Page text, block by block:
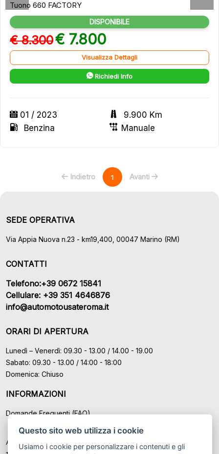
Questo sito web utilizza i cookie
Usiamo i cookie per personalizzare i contenuti e gli
Tuono 660 FACTORY
DISPONIBILE
€ 8.300€ 7.800
Visualizza Dettagli
Richiedi Info
01 / 2023
9.900 Km
Benzina
Manuale
Indietro 1 Avanti
SEDE OPERATIVA
Via Appia Nuova n.23 - km19,400, 00047 Marino (RM)
CONTATTI
Telefono:+39 0672 15841
Cellulare: +39 351 4646876
info@automotousateroma.it
ORARI DI APERTURA
Lunedì – Venerdì: 09.30 - 13.00 / 14.00 - 19.00
Sabato: 09.30 - 13.00 / 14:00 - 18:00
Domenica: Chiuso
INFORMAZIONI
Domande Frequenti (FAQ)
Auto Moto Usate Roma Srl sede di Marino - Roma, P.IVA: IT